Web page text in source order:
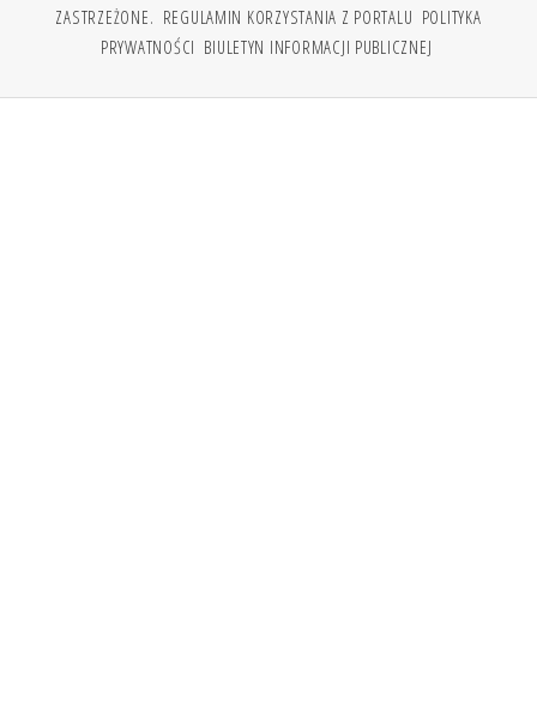
ZASTRZEŻONE. REGULAMIN KORZYSTANIA Z PORTALU POLITYKA
PRYWATNOŚCI BIULETYN INFORMACJI PUBLICZNEJ